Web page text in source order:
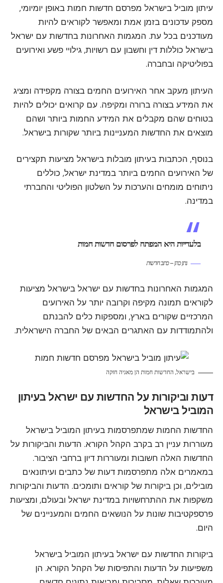
עיתון מוביל בישראל מפרסם חדשות חמות באופן יומיומי,
מספק עדכונים בזמן אמת ומאפשר לקוראים להיות
מעודכנים בכל עת. המגמות האחרונות בחדשות עם ישראל
בישראל כוללות דין וחשבון עם רשויות, גילויי פשע ואירועים
בפוליטיקה ובחברה.
העיתון מעקב אחר האירועים החמים בצורה מקפידה ומציג
את המידע בצורה ברורה ומקיפה. עם קרואים יכולים להיות
בטוחים שהם מקבלים את המידע החמות ביותר ושהם
מוצאים את החדשות המעניינות ביותר שקורות בישראל.
בנוסף, הכתבות בעיתון מובלות בישראל מציעות תקצירים
של האירועים החמים ביותר במדינת ישראל, כוללים
ניתוחים מומחים והערכות על השלטון הפוליטי והחברתי
במדינה.
בלעדייות היא המפתח לפרסום חדשות חמות
נתן כהן – כתב חדשות
המגמות האחרונות בחדשות עם ישראל בישראל מציעות
לקוראים תמונה מקיפה וקרובה יותר על האירועים
המרכזיים שקורים בארץ, ומספקות כלים להבנתם
ולהתמודדות עם האתגרים הבאים של החברה הישראלית.
בישראל, החדשות חמות הן מאגיה חזקה
דעות וביקורות על החדשות עם ישראל בעיתון
המוביל בישראל
החדשות החמות שמתפרסמות בעיתון המוביל בישראל
מעוררות עניין רב בקרב הקהל הקורא. הדעות והביקורות על
החדשות האלה חשובות ומעוררות דיון ברחבי הציבור.
במאמרים אלה מתפרסמות דעות של כתבים ועיתונאים
מובילים, וכן ביקורות של קוראים ותומכים. הדעות והביקורות
משקפות את ההתרחשויות במדינת ישראל ובעולם, ומציעות
פרספקטיבות שונות על הנושאים החמים והמעניינים של
היום.
ביקורות החדשות עם ישראל בעיתון המוביל בישראל
משפיעות על הדעות והתפיסות של הקהל הקורא. הן